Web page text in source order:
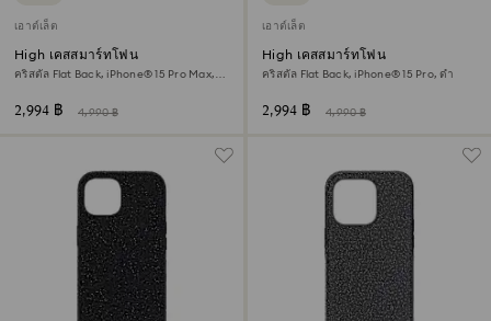
เอาต์เล็ต
High เคสสมาร์ทโฟน
คริสตัล Flat Back, iPhone® 15 Pro Max,
2,994 ฿ 4,990 ฿
เอาต์เล็ต
High เคสสมาร์ทโฟน
คริสตัล Flat Back, iPhone® 15 Pro, ดำ
2,994 ฿ 4,990 ฿